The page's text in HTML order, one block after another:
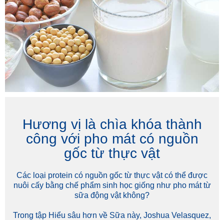
Hương vị là chìa khóa thành
công với pho mát có nguồn
gốc từ thực vật
Các loại protein có nguồn gốc từ thực vật có thể được
nuôi cấy bằng chế phẩm sinh học giống như pho mát từ
sữa động vật không?
Trong tập Hiểu sâu hơn về Sữa này, Joshua Velasquez,